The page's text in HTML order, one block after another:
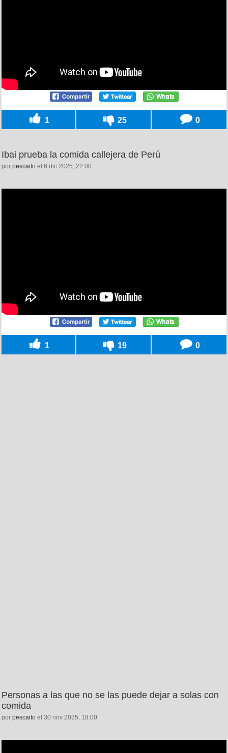
1 25 0
Ibai prueba la comida callejera de Perú
por pescaito el 6 dic 2025, 22:00
1 19 0
Personas a las que no se las puede dejar a solas con
comida
por pescaito el 30 nov 2025, 18:00